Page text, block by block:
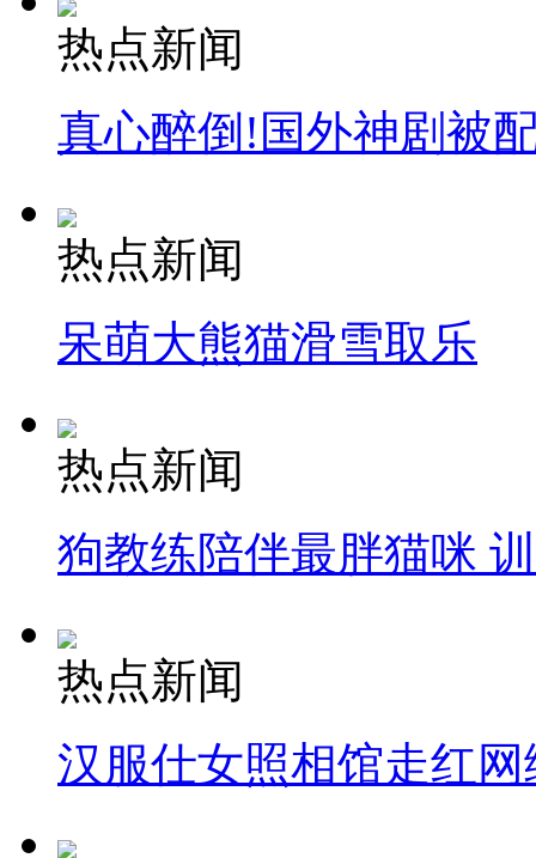
热点新闻
真心醉倒!国外神剧被
热点新闻
呆萌大熊猫滑雪取乐
热点新闻
狗教练陪伴最胖猫咪
热点新闻
汉服仕女照相馆走红网